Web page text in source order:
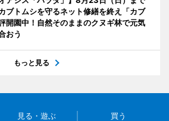
ブトムシを守るネット修繕を終え「カブ
開園中！自然そのままのクヌギ林で元気
おう
もっと見る
見る・遊ぶ 買う